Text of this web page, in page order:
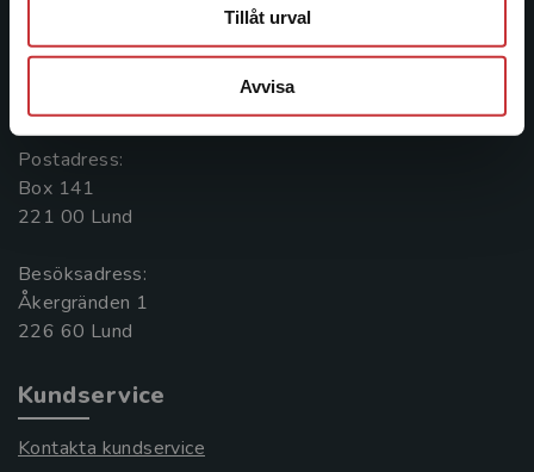
Tillåt urval
Avvisa
Kontakta oss
046-31 20 00
Postadress:
Box 141
221 00 Lund
Besöksadress:
Åkergränden 1
Kundservice
Kontakta kundservice